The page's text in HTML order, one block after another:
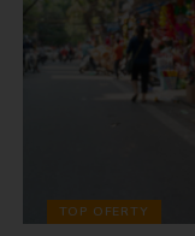
TOP OFERTY